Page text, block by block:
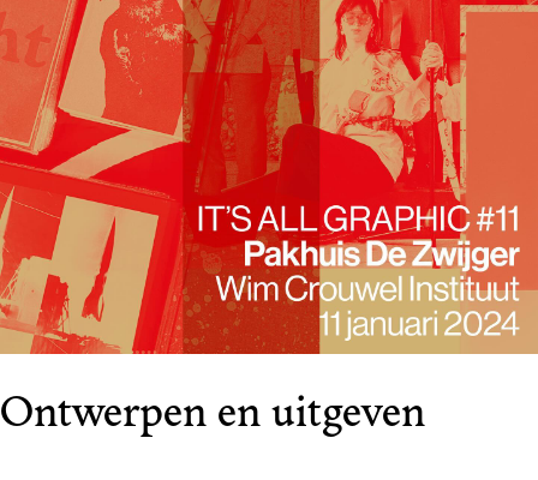
Ontwerpen en uitgeven